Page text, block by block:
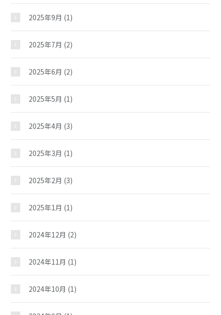
2025年9月 (1)
2025年7月 (2)
2025年6月 (2)
2025年5月 (1)
2025年4月 (3)
2025年3月 (1)
2025年2月 (3)
2025年1月 (1)
2024年12月 (2)
2024年11月 (1)
2024年10月 (1)